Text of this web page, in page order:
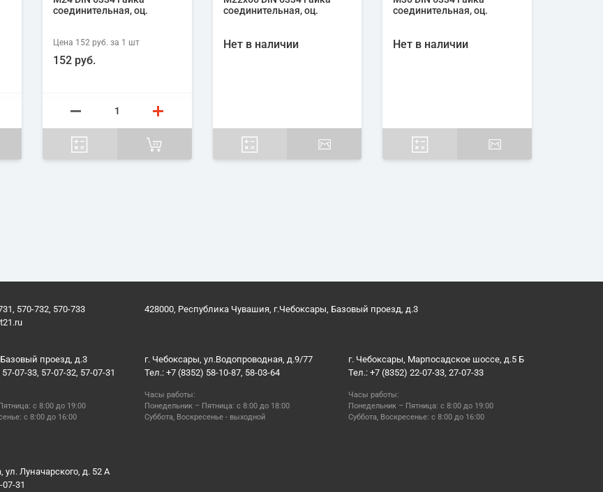
соединительная, оц.
Цена 152 руб. за 1 шт
152 руб.
соединительная, оц.
Нет в наличии
соединительная, оц.
Нет в наличии
570-732, 570-733
428000, Республика Чувашия, г.Чебоксары, Базовый проезд, д.3
проезд, д.3
07-33, 57-07-32, 57-07-31
с 8:00 до 19:00
с 8:00 до 16:00
г. Чебоксары, ул.Водопроводная, д.9/77
Тел.: +7 (8352) 58-10-87, 58-03-64
Часы работы:
Понедельник – Пятница: с 8:00 до 18:00
Суббота, Воскресенье - выходной
г. Чебоксары, Марпосадское шоссе, д.5 Б
Тел.: +7 (8352) 22-07-33, 27-07-33
Часы работы:
Понедельник – Пятница: с 8:00 до 19:00
Суббота, Воскресенье: с 8:00 до 16:00
ул. Луначарского, д. 52 А
31